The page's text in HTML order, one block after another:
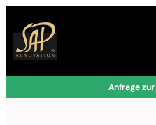
Inhalt
springen
Anfrage